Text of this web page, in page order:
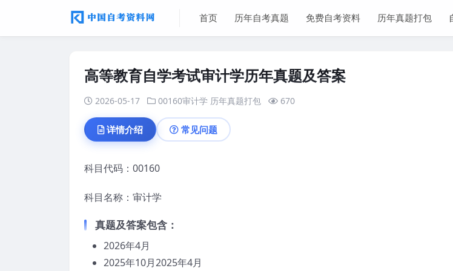
首页 历年自考真题 免费自考资料 历年真题打包
高等教育自学考试审计学历年真题及答案
2026-05-17 00160审计学 历年真题打包 670
详情介绍 常见问题
科目代码：00160
科目名称：审计学
真题及答案包含：
2026年4月
2025年10月2025年4月